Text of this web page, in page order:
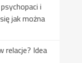
i
jak można
relacje? Idea